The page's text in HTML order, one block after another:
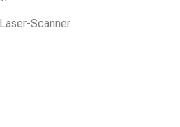
Scanner